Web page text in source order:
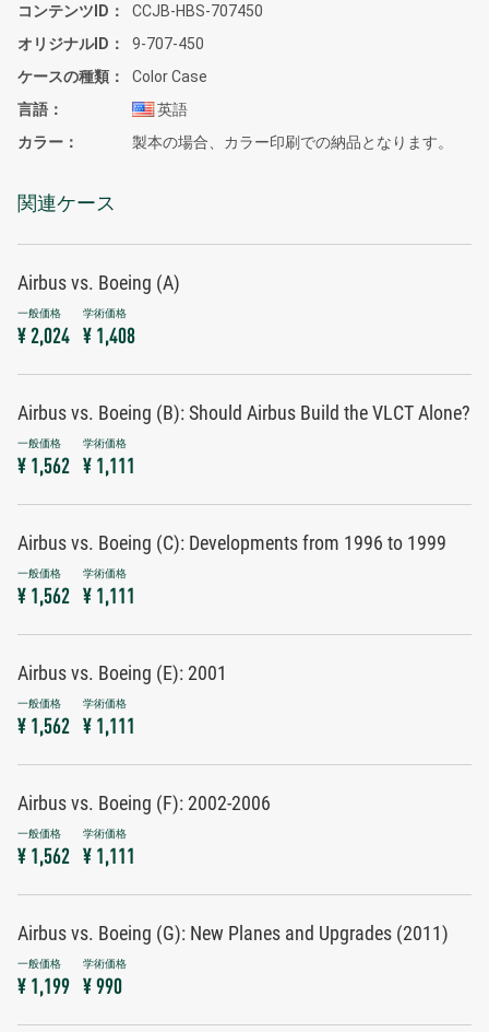
コンテンツID
CCJB-HBS-707450
オリジナルID
9-707-450
ケースの種類
Color Case
言語
英語
カラー
製本の場合、カラー印刷での納品となります。
関連ケース
Airbus vs. Boeing (A)
¥ 2,024 ¥ 1,408
Airbus vs. Boeing (B): Should Airbus Build the VLCT Alone?
¥ 1,562 ¥ 1,111
Airbus vs. Boeing (C): Developments from 1996 to 1999
¥ 1,562 ¥ 1,111
Airbus vs. Boeing (E): 2001
¥ 1,562 ¥ 1,111
Airbus vs. Boeing (F): 2002-2006
¥ 1,562 ¥ 1,111
Airbus vs. Boeing (G): New Planes and Upgrades (2011)
¥ 1,199 ¥ 990